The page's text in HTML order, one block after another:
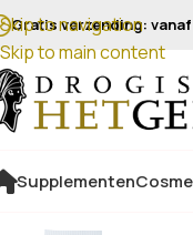
Skip to navigation
Skip to main content
Gratis verzending: vanaf
Supplementen